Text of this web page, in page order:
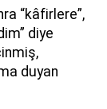
“kâfirlere”,
diye
duyan